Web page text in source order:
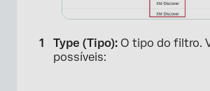
Type (Tipo): O tipo do filtro.
possíveis: